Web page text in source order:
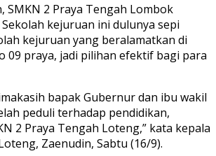
SMKN 2 Praya Tengah Lombok
kejuruan ini dulunya sepi
kejuruan yang beralamatkan di
09 praya, jadi pilihan efektif bagi para
bapak Gubernur dan ibu wakil
peduli terhadap pendidikan,
2 Praya Tengah Loteng,” kata kepala
Zaenudin, Sabtu (16/9).